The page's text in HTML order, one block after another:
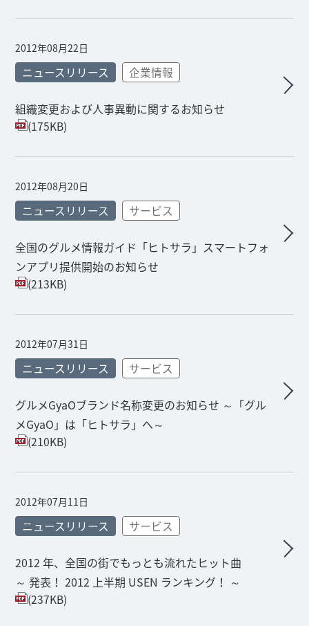
2012年08月22日
ニュースリリース 企業情報
組織変更および人事異動に関するお知らせ
(175KB)
2012年08月20日
ニュースリリース サービス
全国のグルメ情報ガイド「ヒトサラ」スマートフォ
ンアプリ提供開始のお知らせ
(213KB)
2012年07月31日
ニュースリリース サービス
グルメGyaOブランド名称変更のお知らせ ～「グル
メGyaO」は「ヒトサラ」へ～
(210KB)
2012年07月11日
ニュースリリース サービス
2012 年、全国の街でもっとも流れたヒット曲
～ 発表！ 2012 上半期 USEN ランキング！ ～
(237KB)